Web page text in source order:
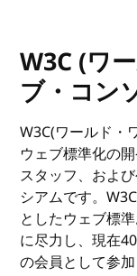
W3C (ワ
ブ・コン
W3C(ワールド・
ウェブ標準化の
スタッフ、およ
シアムです。
としたウェブ標
に尽力し、現在
の会員として参加